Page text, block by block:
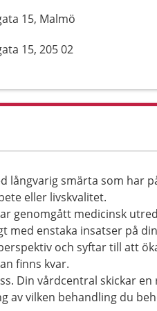
15, Malmö
15, 205 02
långvarig smärta som har
eller livskvalitet.
genomgått medicinsk
med enstaka insatser på
och syftar till att
finns kvar.
Din vårdcentral skickar en
av vilken behandling du